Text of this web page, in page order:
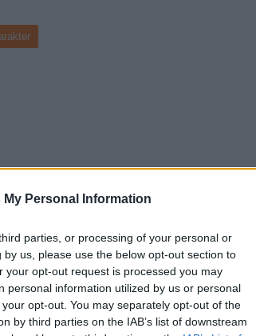
My Personal Information
parties, or processing of your personal or
us, please use the below opt-out section to
opt-out request is processed you may
personal information utilized by us or personal
opt-out. You may separately opt-out of the
by third parties on the IAB’s list of downstream